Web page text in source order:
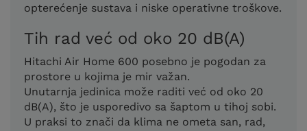
opterećenje sustava i niske operativne troškove.
Tih rad već od oko 20 dB(A)
Hitachi Air Home 600 posebno je pogodan za
prostore u kojima je mir važan.
Unutarnja jedinica može raditi već od oko 20
dB(A), što je usporedivo sa šaptom u tihoj sobi.
U praksi to znači da klima ne ometa san, rad,